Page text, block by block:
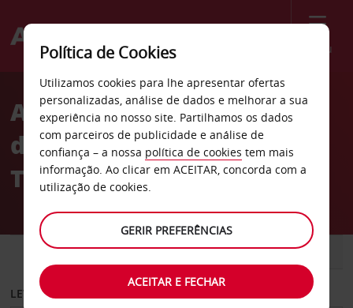
Menu
Welcome
AvisAluguer de carros Avenue
des États-Unis em
Toulouse
CARRO COMERCIAIS
LEVANTAR EM
Política de Cookies
Utilizamos cookies para lhe apresentar ofertas
personalizadas, análise de dados e melhorar a sua
experiência no nosso site. Partilhamos os dados
com parceiros de publicidade e análise de
confiança – a nossa política de cookies tem mais
informação. Ao clicar em ACEITAR, concorda com a
utilização de cookies.
GERIR PREFERÊNCIAS
ACEITAR E FECHAR